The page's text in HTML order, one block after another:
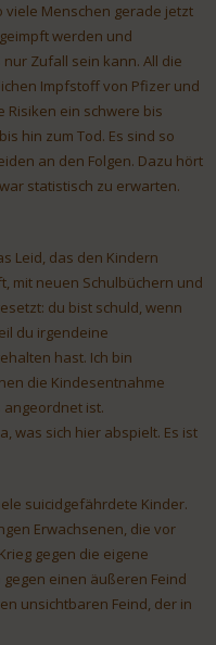
viele Menschen gerade jetzt
werden und
Zufall sein kann. All die
Impfstoff von Pfizer und
ein schwere bis
hin zum Tod. Es sind so
an den Folgen. Dazu hört
statistisch zu erwarten.
Leid, das den Kindern
mit neuen Schulbüchern und
du bist schuld, wenn
du irgendeine
hast. Ich bin
die Kindesentnahme
ist.
was sich hier abspielt. Es ist
suicidgefährdete Kinder.
Erwachsenen, die vor
gegen die eigene
einen äußeren Feind
unsichtbaren Feind, der in